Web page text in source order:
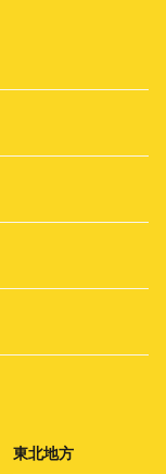
東北地方